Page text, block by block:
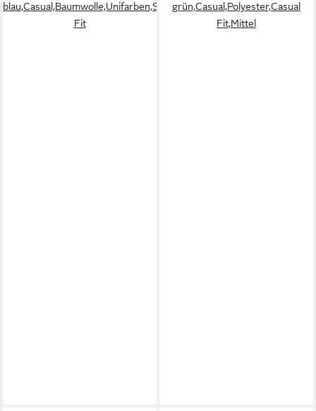
blau,Casual,Baumwolle,Unifarben,Stehkragen,Lang,Regular
Fit
grün,Casual,Polyester,Casual
Fit,Mittel